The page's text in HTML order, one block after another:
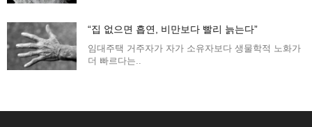
“집 없으면 흡연, 비만보다 빨리 늙는다”
임대주택 거주자가 자가 소유자보다 생물학적 노화가
더 빠르다는..